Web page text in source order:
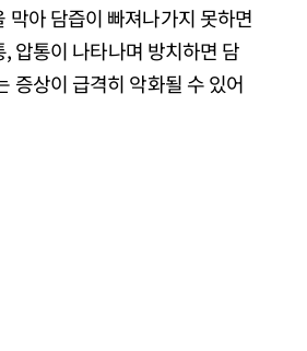
아 담즙이 빠져나가지 못하면
압통이 나타나며 방치하면 담
증상이 급격히 악화될 수 있어